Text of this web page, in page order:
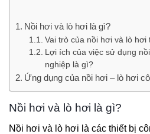
Nồi hơi và lò hơi là gì?
Vai trò của nồi hơi và lò
Lợi ích của việc sử dụng
nghiệp là gì?
Ứng dụng của nồi hơi – lò hơi
Nồi hơi và lò hơi là gì?
Nồi hơi và lò hơi là các thiết bị